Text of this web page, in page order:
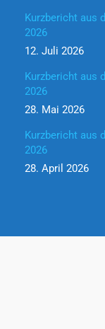
Kurzbericht aus
2026
12. Juli 2026
Kurzbericht aus
2026
28. Mai 2026
Kurzbericht aus
2026
28. April 2026